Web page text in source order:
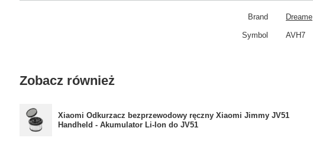
Brand Dreame
Symbol AVH7
Zobacz również
Xiaomi Odkurzacz bezprzewodowy ręczny Xiaomi Jimmy JV51
Handheld - Akumulator Li-Ion do JV51